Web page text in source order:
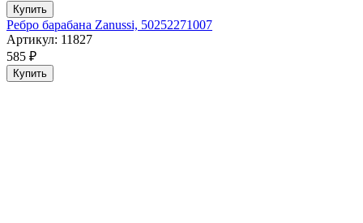
Купить
Ребро барабана Zanussi, 50252271007
Артикул: 11827
585 ₽
Купить